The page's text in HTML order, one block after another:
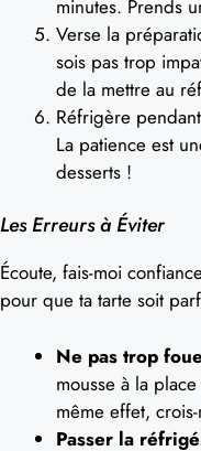
minutes. Prends
Verse la
sois pas trop
de la mettre au
Réfrigère
La patience est
desserts !
Les Erreurs à Éviter
Écoute, fais-moi
pour que ta tarte soit
Ne pas trop
mousse à la
même effet,
Passer la